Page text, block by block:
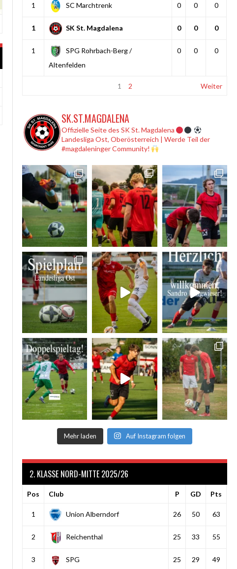
1 SC Marchtrenk 0 0 0
1 SK St. Magdalena 0 0 0
1
SPG Rohrbach-Berg /
Altenfelden
0 0 0
1 2 Weiter
SK.ST.MAGDALENA
Offizielle Seite des SK St. Magdalena
Landesliga Ost, Oberösterreich | Werde Teil der
#magdaleninger Community!
Mehr laden Auf Instagram folgen
2. KLASSE NORD-MITTE 2025/26
Pos Club P GD Pts
1 Union Alberndorf 26 50 63
2 Reichenthal 25 33 55
3
SPG
25 29 49